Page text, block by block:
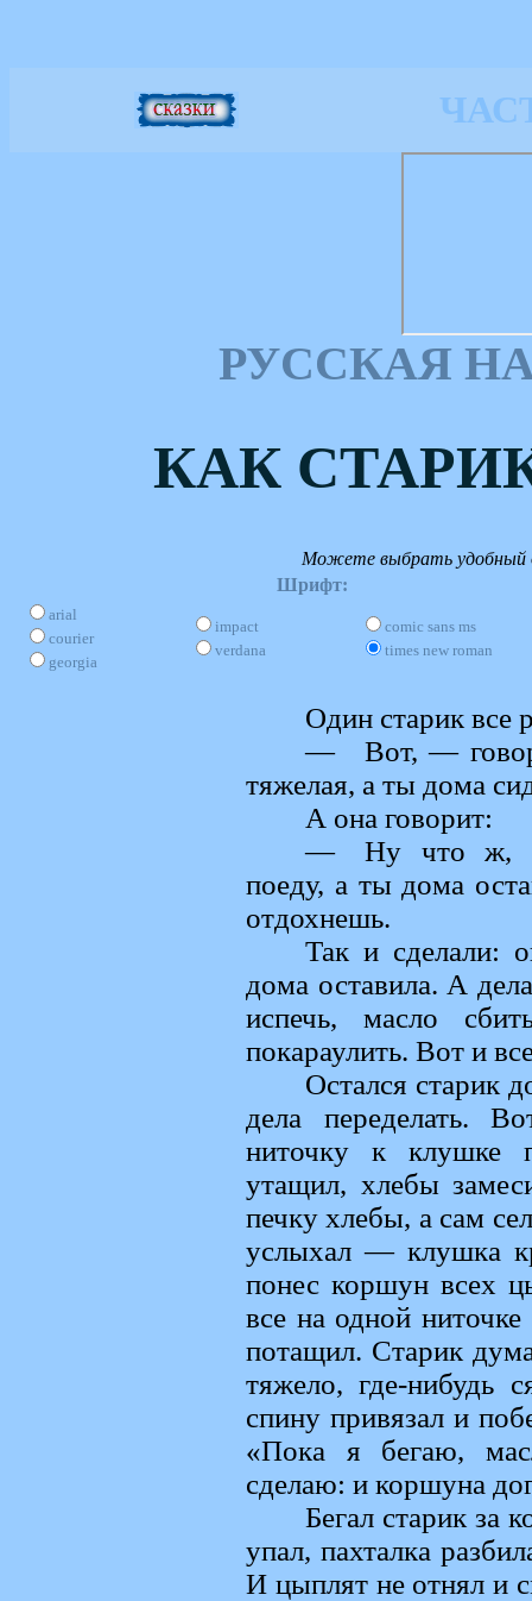
РУССКАЯ
КАК
Можете выбрать удобный
Шрифт:
arial
courier
georgia
impact
verdana
comic sans ms
times new roman
Один старик все
— Вот, —
тяжелая, а ты дома
А она говорит:
— Ну что ж,
поеду, а ты дома
отдохнешь.
Так и сделали:
дома оставила. А
испечь, масло
покараулить. Вот и
Остался старик
дела переделать.
ниточку к клушке
утащил, хлебы
печку хлебы, а сам
услыхал — клушка
понес коршун всех
все на одной
потащил. Старик
тяжело, где-нибудь
спину привязал и
«Пока я бегаю,
сделаю: и коршуна
Бегал старик за
упал, пахталка
И цыплят не отнял и